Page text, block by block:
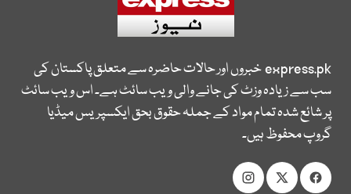
express.pkخبروں اور حالات حاضرہ سے متعلق پاکستان کی
سب سے زیادہ وزٹ کی جانے والی ویب سائٹ ہے۔ اس ویب سائٹ
پر شائع شدہ تمام مواد کے جملہ حقوق بحق ایکسپریس میڈیا
گروپ محفوظ ہیں۔